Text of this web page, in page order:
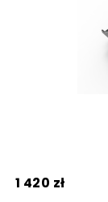
1 420 zł